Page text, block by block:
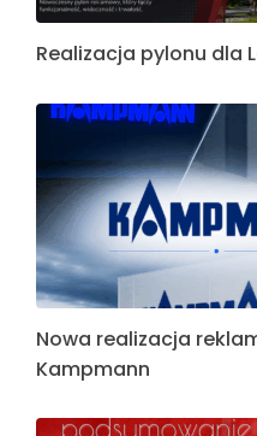
Realizacja pylonu dla
Nowa realizacja
Kampmann